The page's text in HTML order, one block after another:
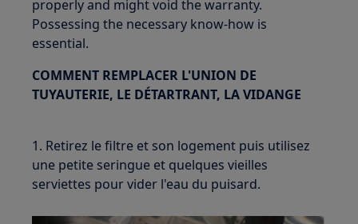
properly and might void the warranty.
Possessing the necessary know-how is
essential.
COMMENT REMPLACER L'UNION DE
TUYAUTERIE, LE DÉTARTRANT, LA VIDANGE
1. Retirez le filtre et son logement puis utilisez
une petite seringue et quelques vieilles
serviettes pour vider l'eau du puisard.